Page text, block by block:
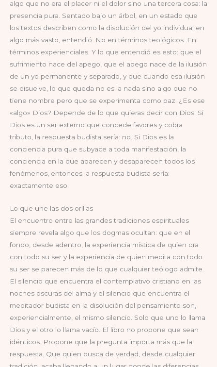
algo que no era el placer ni el dolor sino una tercera cosa: la
presencia pura. Sentado bajo un árbol, en un estado que
los textos describen como la disolución del yo individual en
algo más vasto, entendió. No en términos teológicos. En
términos experienciales. Y lo que entendió es esto: que el
sufrimiento nace del apego, que el apego nace de la ilusión
de un yo permanente y separado, y que cuando esa ilusión
se disuelve, lo que queda no es la nada sino algo que no
tiene nombre pero que se experimenta como paz. ¿Es ese
«algo» Dios? Depende de lo que quieras decir con Dios. Si
Dios es un ser externo que concede favores y cobra
tributo, la respuesta budista sería: no. Si Dios es la
conciencia pura que subyace a toda manifestación, la
conciencia en la que aparecen y desaparecen todos los
fenómenos, entonces la respuesta budista sería:
exactamente eso.
Lo que une las dos orillas
El encuentro entre las grandes tradiciones espirituales
siempre revela algo que los dogmas ocultan: que en el
fondo, desde adentro, la experiencia mística de quien ora
con todo su ser y la experiencia de quien medita con todo
su ser se parecen más de lo que cualquier teólogo admite.
El silencio que encuentra el contemplativo cristiano en las
noches oscuras del alma y el silencio que encuentra el
meditador budista en la disolución del pensamiento son,
experiencialmente, el mismo silencio. Solo que uno lo llama
Dios y el otro lo llama vacío. El libro no propone que sean
idénticos. Propone que la pregunta importa más que la
respuesta. Que quien busca de verdad, desde cualquier